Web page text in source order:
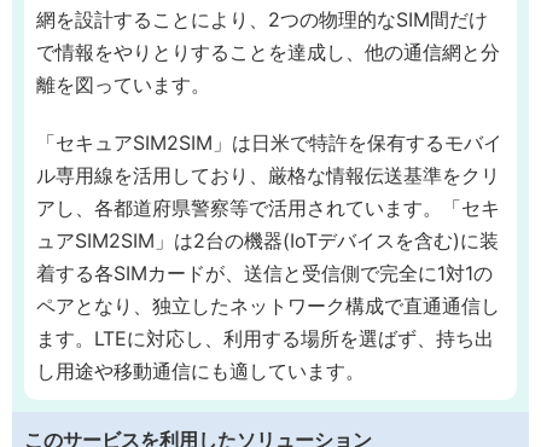
網を設計することにより、2つの物理的なSIM間だけ
で情報をやりとりすることを達成し、他の通信網と分
離を図っています。
「セキュアSIM2SIM」は日米で特許を保有するモバイ
ル専用線を活用しており、厳格な情報伝送基準をクリ
アし、各都道府県警察等で活用されています。「セキ
ュアSIM2SIM」は2台の機器(IoTデバイスを含む)に装
着する各SIMカードが、送信と受信側で完全に1対1の
ペアとなり、独立したネットワーク構成で直通通信し
ます。LTEに対応し、利用する場所を選ばず、持ち出
し用途や移動通信にも適しています。
このサービスを利用したソリューション